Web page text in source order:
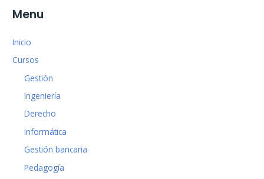
Menu
Inicio
Cursos
Gestión
Ingeniería
Derecho
Informática
Gestión bancaria
Pedagogía